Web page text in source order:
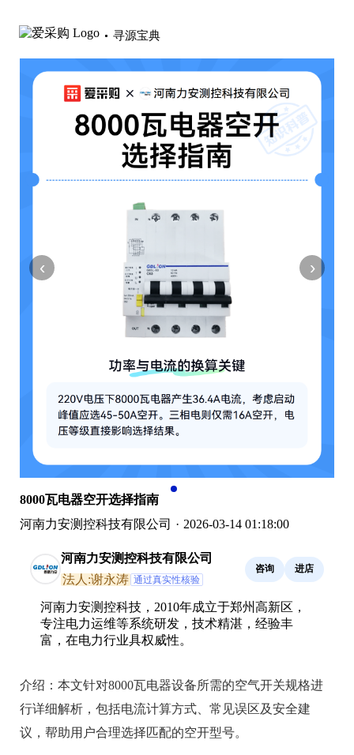
寻源宝典
‹ ›
8000瓦电器空开选择指南
河南力安测控科技有限公司 · 2026-03-14 01:18:00
河南力安测控科技有限公司
法人:谢永涛 通过真实性核验
咨询 进店
河南力安测控科技，2010年成立于郑州高新区，
专注电力运维等系统研发，技术精湛，经验丰
富，在电力行业具权威性。
介绍： 本文针对8000瓦电器设备所需的空气开关规格进
行详细解析，包括电流计算方式、常见误区及安全建
议，帮助用户合理选择匹配的空开型号。